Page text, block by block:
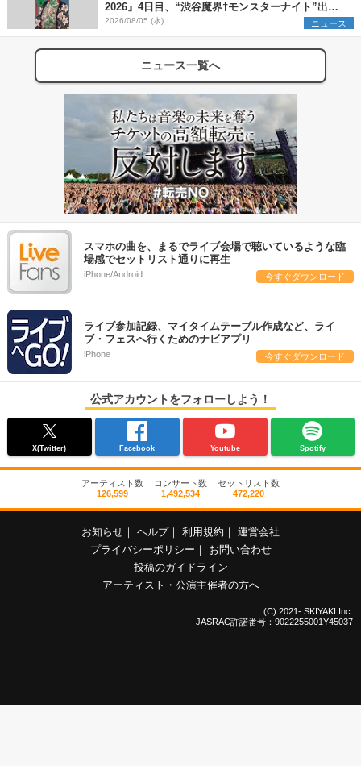
2026』4日目、“渋谷魔界†モンスターナイト”出演6
組を発表
2026/08/05 (水) ニュース
ニュース一覧へ
スマホの曲を、まるでライブ会場で聴いているような臨
場感でセットリスト通りに再生
iPhone/Android 今すぐダウンロード
ライブ参加記録、マイタイムテーブル作成など、ライ
ブ・フェスへ行くためのナビアプリ
iPhone 今すぐダウンロード
公式アカウントをフォローしよう！
X(Twitter) Facebook Youtube Spotify
アーティスト数
126,599
コンサート数
1,492,534
セットリスト数
472,220
お知らせ ヘルプ 利用規約
運営会社
プライバシーポリシー
お問い合わせ
投稿のガイドライン
アーティスト・公演主催者の方へ
(C) 2021- SKIYAKI Inc.
JASRAC許諾番号：9022255001Y45037